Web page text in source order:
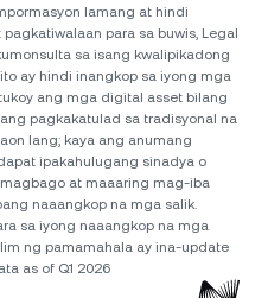
lamang at hindi
para sa buwis, Legal
sa isang kwalipikadong
ay hindi inangkop sa iyong mga
ang mga digital asset bilang
pagkakatulad sa tradisyonal na
lang; kaya ang anumang
ipakahulugang sinadya o
at maaaring mag-iba
naaangkop na mga salik.
sa iyong naaangkop na mga
ng pamamahala ay ina-update
as of Q1 2026